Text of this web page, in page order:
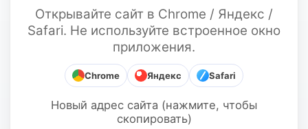
Открывайте сайт в Chrome / Яндекс /
Safari. Не используйте встроенное окно
приложения.
Chrome Яндекс Safari
Новый адрес сайта (нажмите, чтобы
скопировать)